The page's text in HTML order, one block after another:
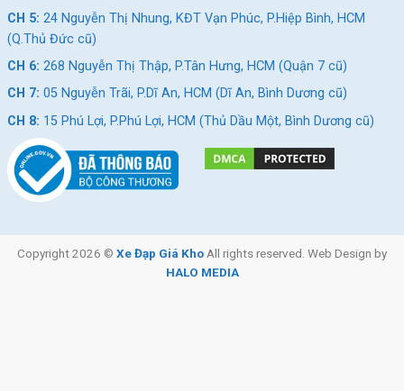
CH 5: 24 Nguyễn Thị Nhung, KĐT Vạn Phúc, P.Hiệp Bình, HCM
(Q.Thủ Đức cũ)
CH 6: 268 Nguyễn Thị Thập, P.Tân Hưng, HCM (Quận 7 cũ)
CH 7: 05 Nguyễn Trãi, P.Dĩ An, HCM (Dĩ An, Bình Dương cũ)
CH 8: 15 Phú Lợi, P.Phú Lợi, HCM (Thủ Dầu Một, Bình Dương cũ)
Copyright 2026 © Xe Đạp Giá Kho All rights reserved. Web Design by
HALO MEDIA